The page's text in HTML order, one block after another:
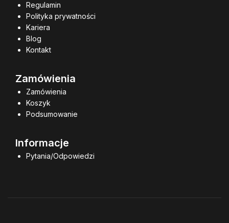
Regulamin
Polityka prywatności
Kariera
Blog
Kontakt
Zamówienia
Zamówienia
Koszyk
Podsumowanie
Informacje
Pytania/Odpowiedzi